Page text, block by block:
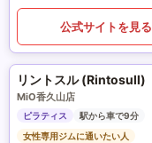
公式サイトを見る
リントスル (Rintosull)
MiO香久山店
ピラティス
駅から車で9分
女性専用ジムに通いたい人